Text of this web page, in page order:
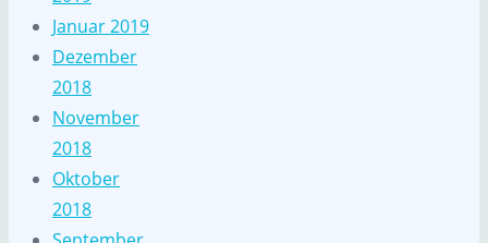
Januar 2019
Dezember
2018
November
2018
Oktober
2018